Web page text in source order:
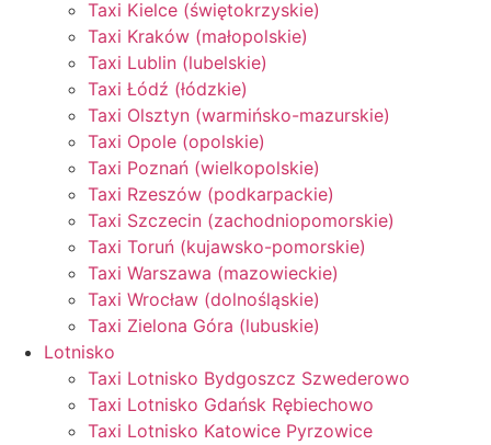
Taxi Kielce (świętokrzyskie)
Taxi Kraków (małopolskie)
Taxi Lublin (lubelskie)
Taxi Łódź (łódzkie)
Taxi Olsztyn (warmińsko-mazurskie)
Taxi Opole (opolskie)
Taxi Poznań (wielkopolskie)
Taxi Rzeszów (podkarpackie)
Taxi Szczecin (zachodniopomorskie)
Taxi Toruń (kujawsko-pomorskie)
Taxi Warszawa (mazowieckie)
Taxi Wrocław (dolnośląskie)
Taxi Zielona Góra (lubuskie)
Lotnisko
Taxi Lotnisko Bydgoszcz Szwederowo
Taxi Lotnisko Gdańsk Rębiechowo
Taxi Lotnisko Katowice Pyrzowice